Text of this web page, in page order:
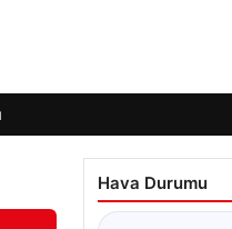
Hava Durumu